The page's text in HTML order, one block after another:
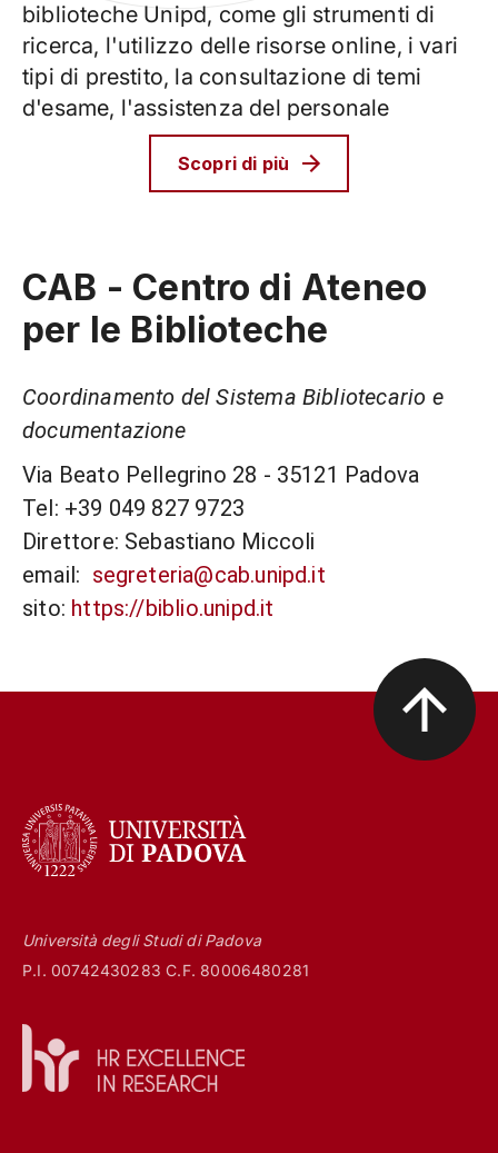
biblioteche Unipd, come gli strumenti di
ricerca, l'utilizzo delle risorse online, i vari
tipi di prestito, la consultazione di temi
d'esame, l'assistenza del personale
Scopri di più
CAB - Centro di Ateneo
per le Biblioteche
Coordinamento del Sistema Bibliotecario e
documentazione
Via Beato Pellegrino 28 - 35121 Padova
Tel: +39 049 827 9723
Direttore: Sebastiano Miccoli
email: segreteria@cab.unipd.it
sito: https://biblio.unipd.it
Università degli Studi di Padova
P.I. 00742430283 C.F. 80006480281